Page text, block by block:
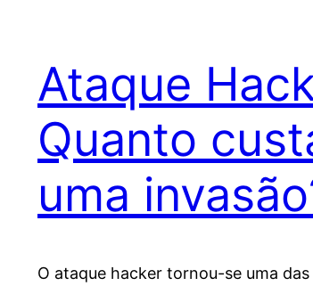
Ataque
Quanto
uma
O ataque hacker tornou-se uma